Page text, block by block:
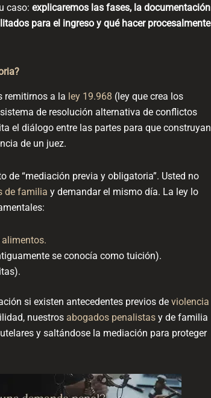
caso: explicaremos las fases, la documentación
para el ingreso y qué hacer procesalmente
remitirnos a la ley 19.968 (ley que crea los
de resolución alternativa de conflictos
el diálogo entre las partes para que construyan
de un juez.
de “mediación previa y obligatoria”. Usted no
de familia y demandar el mismo día. La ley lo
se conocía como tuición).
si existen antecedentes previos de violencia
nuestros abogados penalistas y de familia
y saltándose la mediación para proteger